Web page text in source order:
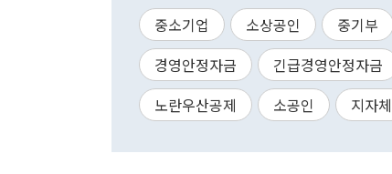
중소기업 소상공인 중기부
경영안정자금
긴급경영안정자금
노란우산공제
소공인 지자체